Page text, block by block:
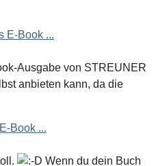
E-Book ...
Ausgabe von STREUNER
anbieten kann, da die
Book ...
Wenn du dein Buch